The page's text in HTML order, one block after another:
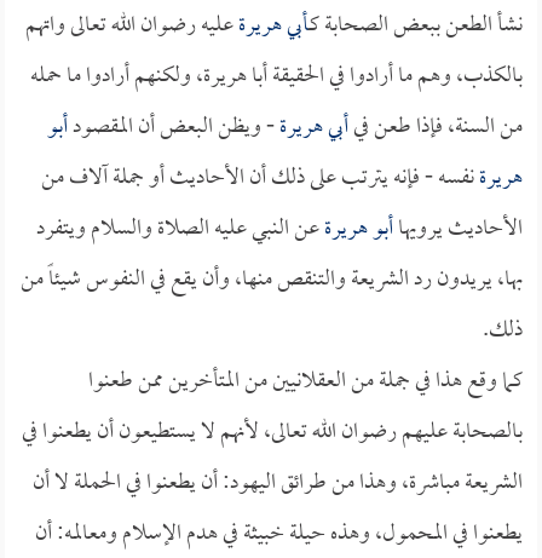
نشأ الطعن ببعض الصحابة كـأبي هريرةعليه رضوان الله تعالى واتهم
بالكذب، وهم ما أرادوا في الحقيقة أبا هريرة، ولكنهم أرادوا ما حمله
من السنة، فإذا طعن فيأبي هريرة- ويظن البعض أن المقصودأبو
هريرةنفسه - فإنه يترتب على ذلك أن الأحاديث أو جملة آلاف من
الأحاديث يرويهاأبو هريرةعن النبي عليه الصلاة والسلام ويتفرد
بها، يريدون رد الشريعة والتنقص منها، وأن يقع في النفوس شيئاً من
ذلك.
كما وقع هذا في جملة من العقلانيين من المتأخرين ممن طعنوا
بالصحابة عليهم رضوان الله تعالى، لأنهم لا يستطيعون أن يطعنوا في
الشريعة مباشرة، وهذا من طرائق اليهود: أن يطعنوا في الحملة لا أن
يطعنوا في المحمول، وهذه حيلة خبيثة في هدم الإسلام ومعالمه: أن